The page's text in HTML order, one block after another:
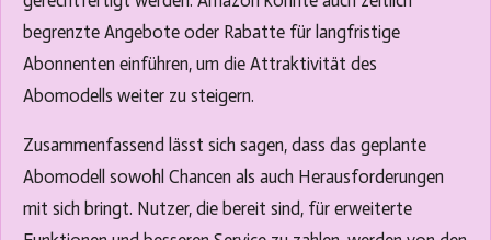
begrenzte Angebote oder Rabatte für langfristige
Abonnenten einführen, um die Attraktivität des
Abomodells weiter zu steigern.
Zusammenfassend lässt sich sagen, dass das geplante
Abomodell sowohl Chancen als auch Herausforderungen
mit sich bringt. Nutzer, die bereit sind, für erweiterte